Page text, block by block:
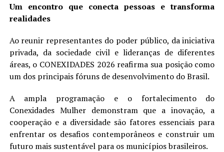
Um encontro que conecta pessoas e transforma
realidades
Ao reunir representantes do poder público, da iniciativa
privada, da sociedade civil e lideranças de diferentes
áreas, o CONEXIDADES 2026 reafirma sua posição como
um dos principais fóruns de desenvolvimento do Brasil.
A ampla programação e o fortalecimento do
Conexidades Mulher demonstram que a inovação, a
cooperação e a diversidade são fatores essenciais para
enfrentar os desafios contemporâneos e construir um
futuro mais sustentável para os municípios brasileiros.